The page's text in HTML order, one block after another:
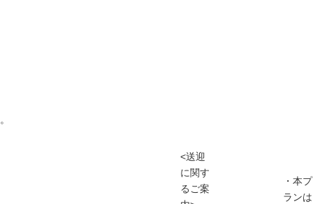
<送迎
に関す
るご案
・本プ
ランは